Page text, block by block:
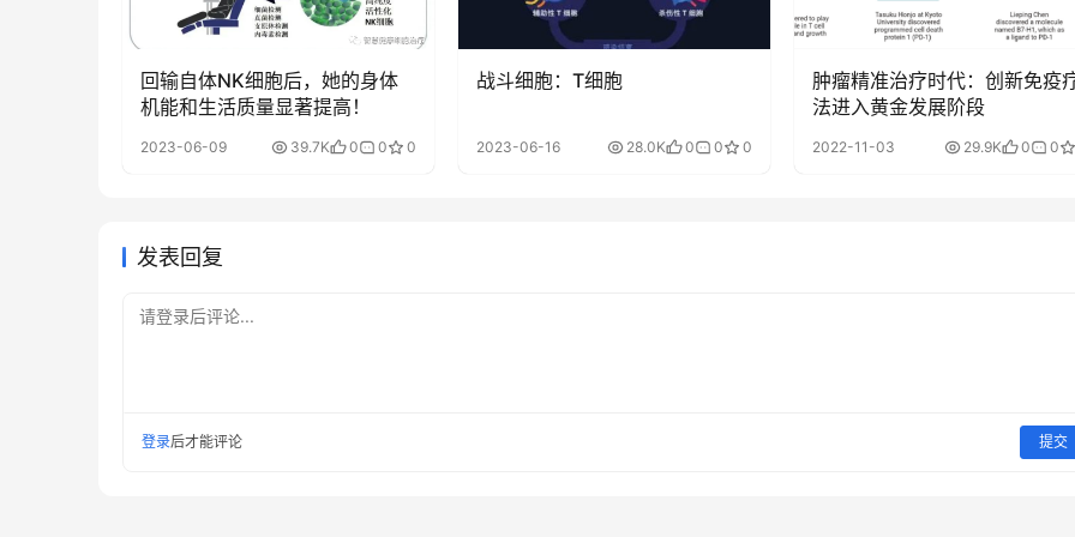
回输自体NK细胞后，她的身体
机能和生活质量显著提高！
2023-06-09 39.7K 0 0 0
战斗细胞：T细胞
2023-06-16 28.0K 0 0 0
肿瘤精准治疗时代：创新免疫
法进入黄金发展阶段
2022-11-03 29.9K 0 0
发表回复
请登录后评论...
登录后才能评论 提交